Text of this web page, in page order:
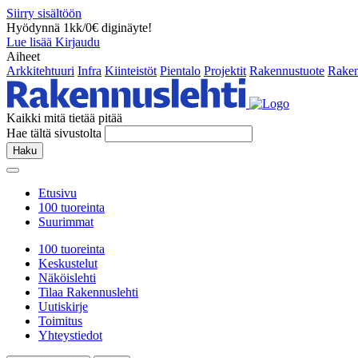
Siirry sisältöön
Hyödynnä 1kk/0€ diginäyte!
Lue lisää Kirjaudu
Aiheet
Arkkitehtuuri Infra Kiinteistöt Pientalo Projektit Rakennustuote
Kaikki mitä tietää pitää
Hae tältä sivustolta
Haku
Etusivu
100 tuoreinta
Suurimmat
100 tuoreinta
Keskustelut
Näköislehti
Tilaa Rakennuslehti
Uutiskirje
Toimitus
Yhteystiedot